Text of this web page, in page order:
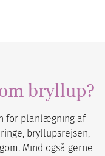
bryllup?
for planlægning af
bryllupsrejsen,
Mind også gerne